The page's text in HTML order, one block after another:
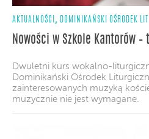
AKTUALNOŚCI , DOMINIKAŃSKI OŚRODEK
Nowości w Szkole Kantorów –
Dwuletni kurs wokalno-
Dominikański Ośrodek
zainteresowanych muzyką
muzycznie nie jest wymagane.